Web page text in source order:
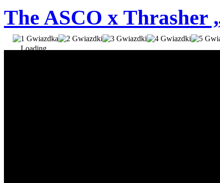
The ASCO x Thrasher
Loading...